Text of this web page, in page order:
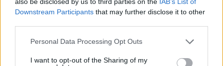
Downstream Participants that may further disclose it to other
Please note that this website/app uses one or more Google
not limited to your visit or usage behaviour. You may click to
Personal Data Processing Opt Outs
I want to opt-out of the Sharing of my
το στάδιο, δείτε βίντεο
του Συμβουλίου Ασφαλείας του Ιράν: Είχε ρόλο σε